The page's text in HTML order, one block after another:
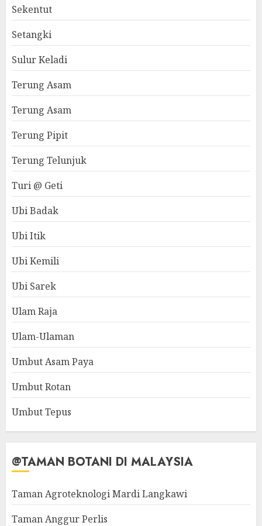
Sekentut
Setangki
Sulur Keladi
Terung Asam
Terung Asam
Terung Pipit
Terung Telunjuk
Turi @ Geti
Ubi Badak
Ubi Itik
Ubi Kemili
Ubi Sarek
Ulam Raja
Ulam-Ulaman
Umbut Asam Paya
Umbut Rotan
Umbut Tepus
@TAMAN BOTANI DI MALAYSIA
Taman Agroteknologi Mardi Langkawi
Taman Anggur Perlis